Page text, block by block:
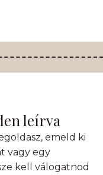
leírva
emeld ki
vagy egy
kell válogatnod